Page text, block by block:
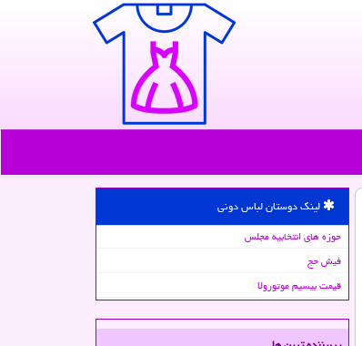
لینک دوستان لباس دونی
حوزه های انتخابیه مجلس
فیش حج
قیمت بیسیم موتورولا